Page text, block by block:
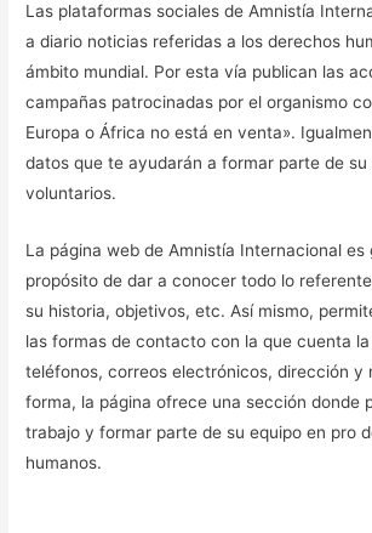
Las plataformas sociales de Amnistía
a diario noticias referidas a los derechos
ámbito mundial. Por esta vía publican las
campañas patrocinadas por el organismo
Europa o África no está en venta».
datos que te ayudarán a formar parte de su
voluntarios.
La página web de Amnistía Internacional es
propósito de dar a conocer todo lo
su historia, objetivos, etc. Así mismo,
las formas de contacto con la que cuenta
teléfonos, correos electrónicos, dirección y
forma, la página ofrece una sección donde
trabajo y formar parte de su equipo en pro
humanos.